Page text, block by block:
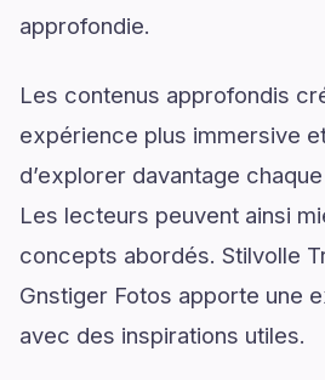
approfondie.
Les contenus approfondis
expérience plus immersive
d’explorer davantage
Les lecteurs peuvent ainsi
concepts abordés. Stilvolle
Gnstiger Fotos apporte une
avec des inspirations utiles.